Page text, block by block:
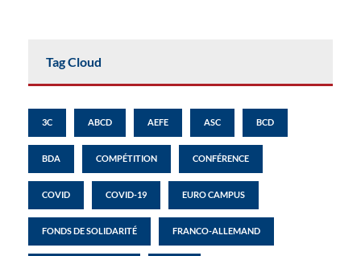
Tag Cloud
3C ABCD AEFE ASC BCD
BDA COMPÉTITION CONFÉRENCE
COVID COVID-19 EURO CAMPUS
FONDS DE SOLIDARITÉ FRANCO-ALLEMAND